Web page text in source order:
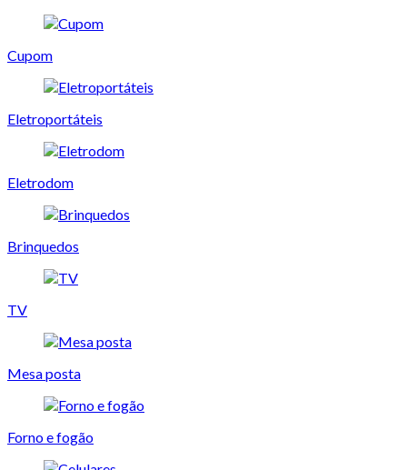
Cupom
Eletroportáteis
Eletrodom
Brinquedos
TV
Mesa posta
Forno e fogão